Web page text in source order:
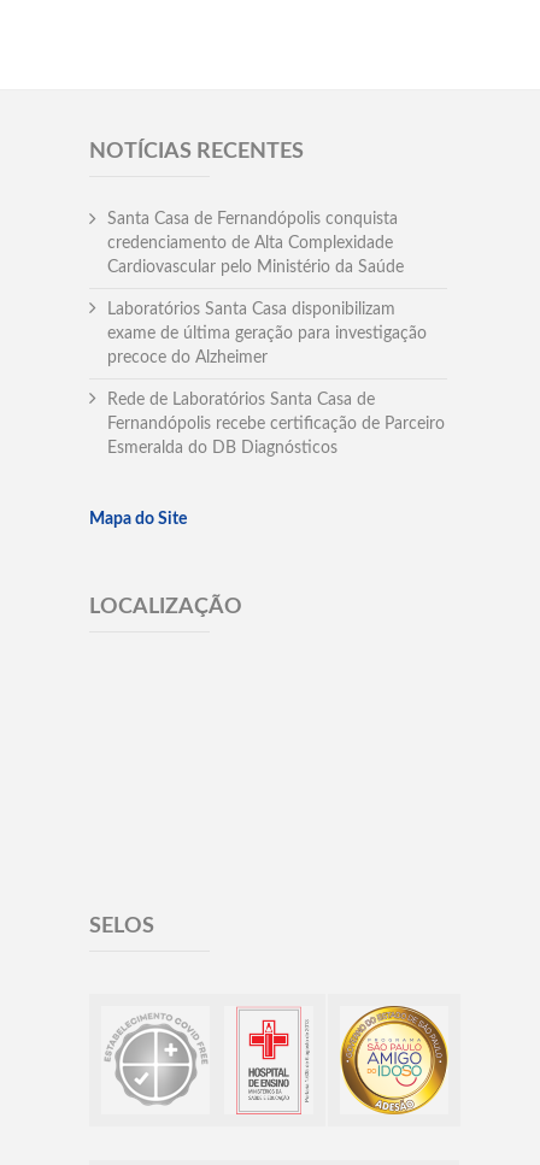
NOTÍCIAS RECENTES
Santa Casa de Fernandópolis conquista
credenciamento de Alta Complexidade
Cardiovascular pelo Ministério da Saúde
Laboratórios Santa Casa disponibilizam
exame de última geração para investigação
precoce do Alzheimer
Rede de Laboratórios Santa Casa de
Fernandópolis recebe certificação de Parceiro
Esmeralda do DB Diagnósticos
Mapa do Site
LOCALIZAÇÃO
SELOS